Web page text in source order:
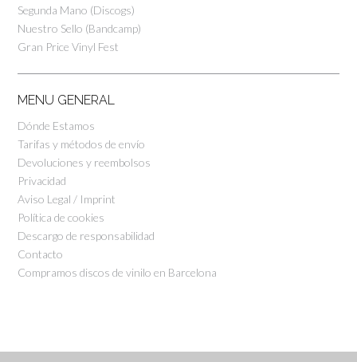
Segunda Mano (Discogs)
Nuestro Sello (Bandcamp)
Gran Price Vinyl Fest
MENU GENERAL
Dónde Estamos
Tarifas y métodos de envío
Devoluciones y reembolsos
Privacidad
Aviso Legal / Imprint
Política de cookies
Descargo de responsabilidad
Contacto
Compramos discos de vinilo en Barcelona